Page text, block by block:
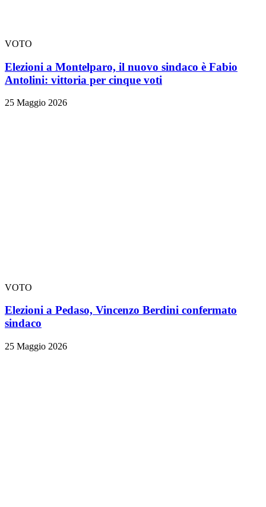
VOTO
Elezioni a Montelparo, il nuovo sindaco è Fabio
Antolini: vittoria per cinque voti
25 Maggio 2026
VOTO
Elezioni a Pedaso, Vincenzo Berdini confermato
sindaco
25 Maggio 2026